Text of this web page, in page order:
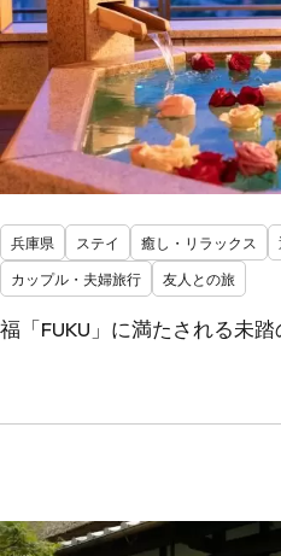
兵庫県 ステイ 癒し・リラックス
カップル・夫婦旅行
友人との旅
福「FUKU」に満たされる未